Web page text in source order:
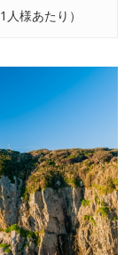
1人様あたり）